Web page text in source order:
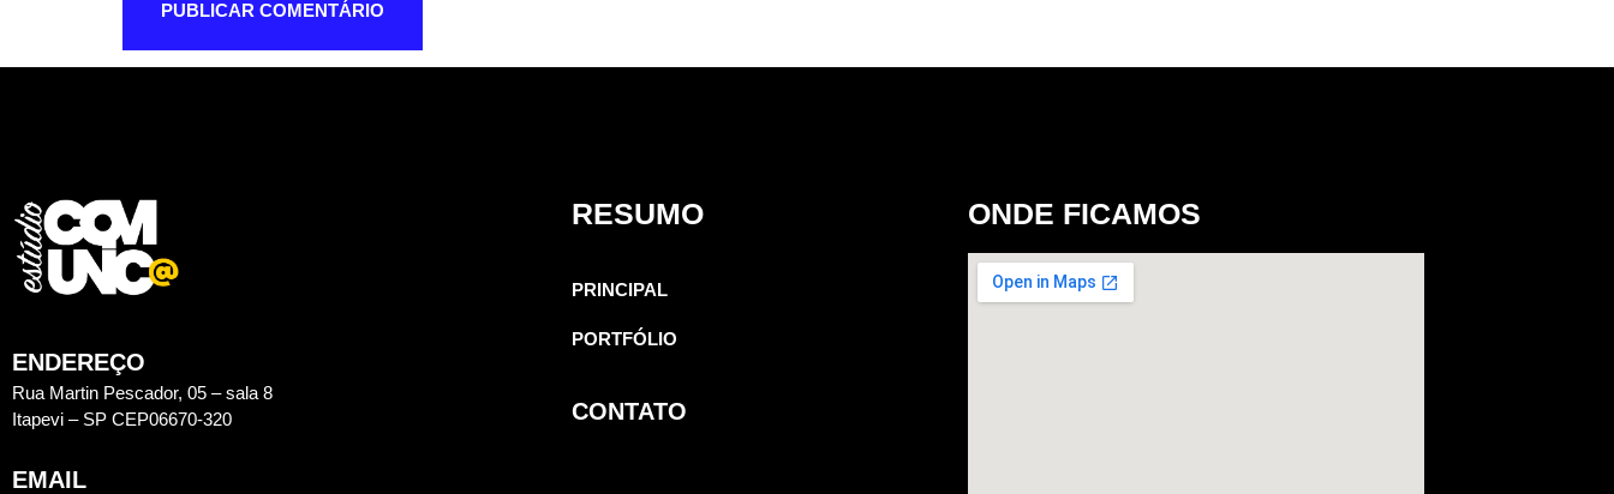
ENDEREÇO
Rua Martin Pescador, 05 – sala 8
Itapevi – SP CEP06670-320
EMAIL
RESUMO
PRINCIPAL
PORTFÓLIO
CONTATO
ONDE FICAMOS